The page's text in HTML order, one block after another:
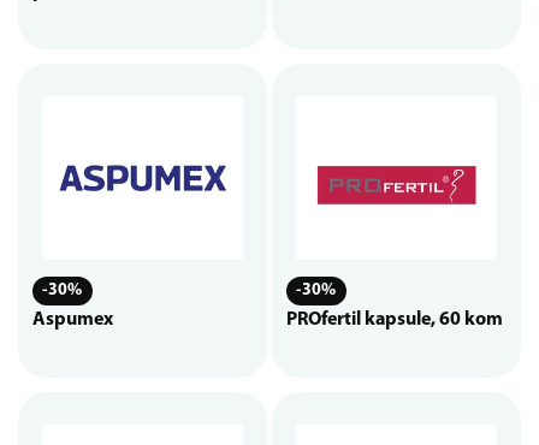
-30%
Aspumex
-30%
PROfertil kapsule, 60 kom